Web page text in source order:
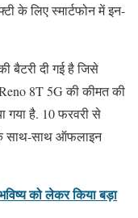
के लिए स्मार्टफोन में इन-
बैटरी दी गई है जिसे
Reno 8T 5G की कीमत की
गया है. 10 फरवरी से
के साथ-साथ ऑफलाइन
को लेकर किया बड़ा